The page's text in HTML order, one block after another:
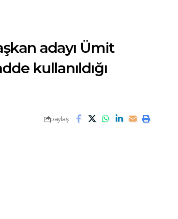
adayı Ümit
kullanıldığı
paylaş